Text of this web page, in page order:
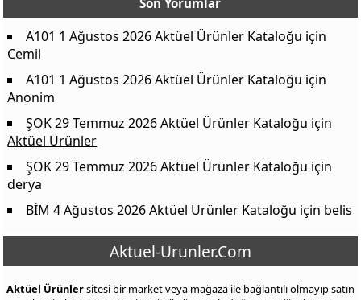
A101 1 Ağustos 2026 Aktüel Ürünler Kataloğu için
Cemil
A101 1 Ağustos 2026 Aktüel Ürünler Kataloğu için
Anonim
ŞOK 29 Temmuz 2026 Aktüel Ürünler Kataloğu için
Aktüel Ürünler
ŞOK 29 Temmuz 2026 Aktüel Ürünler Kataloğu için
derya
BİM 4 Ağustos 2026 Aktüel Ürünler Kataloğu için belis
Aktuel-Urunler.Com
Aktüel Ürünlersitesi bir market veya mağaza ile bağlantılı olmayıp satın